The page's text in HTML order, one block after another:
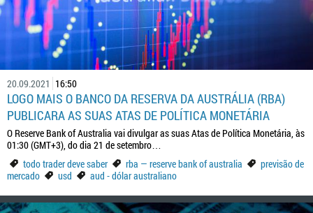
20.09.2021 16:50
LOGO MAIS O BANCO DA RESERVA DA AUSTRÁLIA (RBA)
PUBLICARA AS SUAS ATAS DE POLÍTICA MONETÁRIA
O Reserve Bank of Australia vai divulgar as suas Atas de Política Monetária, às
01:30 (GMT+3), do dia 21 de setembro…
todo trader deve saber
rba — reserve bank of australia
previsão de
mercado
usd aud - dólar australiano